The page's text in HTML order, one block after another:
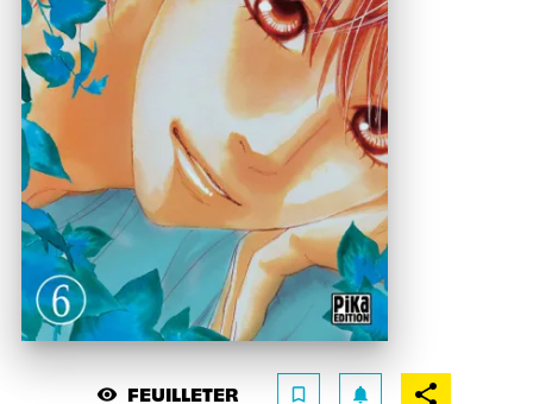
visibility FEUILLETER bookmark_border notifications